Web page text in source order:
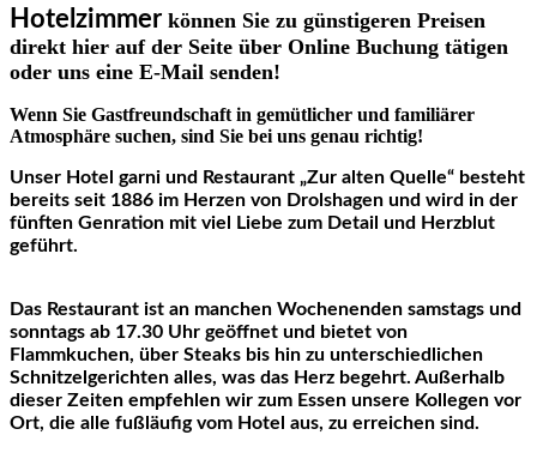
Hotelzimmer können Sie zu günstigeren Preisen
direkt hier auf der Seite über Online Buchung tätigen
oder uns eine E-Mail senden!
Wenn Sie Gastfreundschaft in gemütlicher und familiärer
Atmosphäre suchen, sind Sie bei uns genau richtig!
Unser Hotel garni und Restaurant „Zur alten Quelle“ besteht
bereits seit 1886 im Herzen von Drolshagen und wird in der
fünften Genration mit viel Liebe zum Detail und Herzblut
geführt.
Das Restaurant ist an manchen Wochenenden samstags und
sonntags ab 17.30 Uhr geöffnet und bietet von
Flammkuchen, über Steaks bis hin zu unterschiedlichen
Schnitzelgerichten alles, was das Herz begehrt. Außerhalb
dieser Zeiten empfehlen wir zum Essen unsere Kollegen vor
Ort, die alle fußläufig vom Hotel aus, zu erreichen sind.